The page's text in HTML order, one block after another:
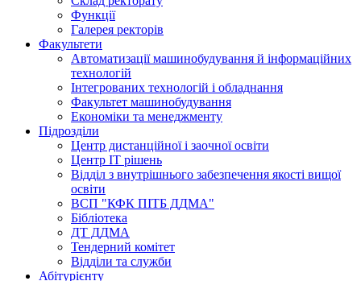
Функції
Галерея ректорів
Факультети
Автоматизації машинобудування й інформаційних
технологій
Інтегрованих технологій і обладнання
Факультет машинобудування
Економіки та менеджменту
Підрозділи
Центр дистанційної і заочної освіти
Центр ІТ рішень
Відділ з внутрішнього забезпечення якості вищої
освіти
ВСП "КФК ПІТБ ДДМА"
Бібліотека
ДТ ДДМА
Тендерний комітет
Відділи та служби
Абітурієнту